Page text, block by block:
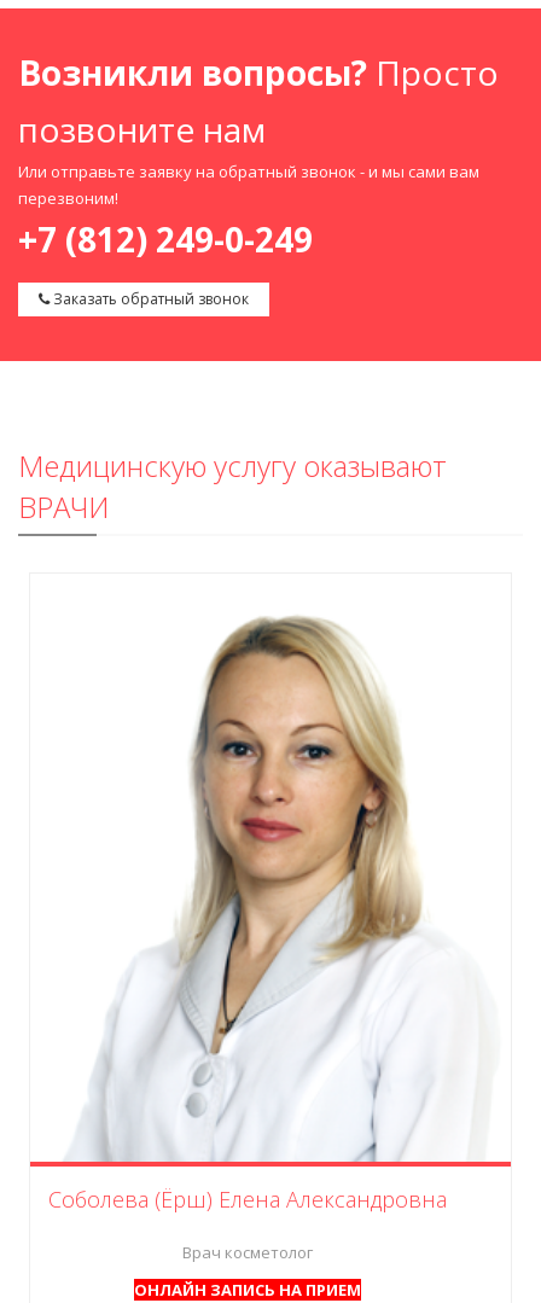
Возникли вопросы? Просто
позвоните нам
Или отправьте заявку на обратный звонок - и мы сами вам
перезвоним!
+7 (812) 249-0-249
Заказать обратный звонок
Медицинскую услугу оказывают
ВРАЧИ
Соболева (Ёрш) Елена Александровна
Врач косметолог
ОНЛАЙН ЗАПИСЬ НА ПРИЕМ